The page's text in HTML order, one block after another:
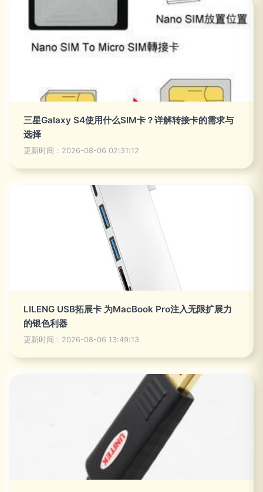
三星Galaxy S4使用什么SIM卡？详解转接卡的需求与
选择
更新时间：2026-08-06 02:31:12
LILENG USB拓展卡 为MacBook Pro注入无限扩展力
的银色利器
更新时间：2026-08-06 13:49:13